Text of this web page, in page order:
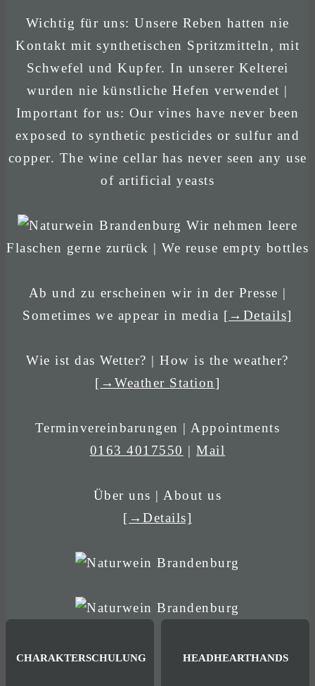
Wichtig für uns: Unsere Reben hatten nie
Kontakt mit synthetischen Spritzmitteln, mit
Schwefel und Kupfer. In unserer Kelterei
wurden nie künstliche Hefen verwendet |
Important for us: Our vines have never been
exposed to synthetic pesticides or sulfur and
copper. The wine cellar has never seen any use
of artificial yeasts
Wir nehmen leere
Flaschen gerne zurück | We reuse empty bottles
Ab und zu erscheinen wir in der Presse |
Sometimes we appear in media [→Details]
Wie ist das Wetter? | How is the weather?
[ →Weather Station]
Terminvereinbarungen | Appointments
0163 4017550 |Mail
Über uns | About us
[→Details]
CHARAKTERSCHULUNG HEADHEARTHANDS